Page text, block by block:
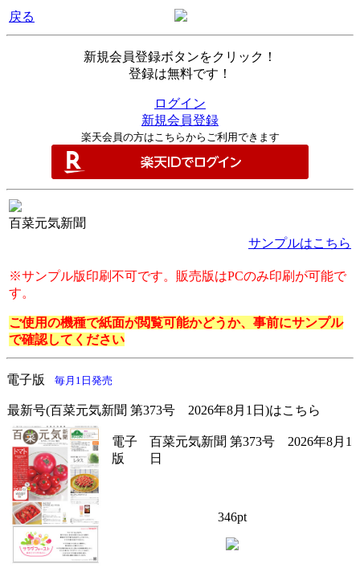
戻る
新規会員登録ボタンをクリック！
登録は無料です！
ログイン
新規会員登録
楽天会員の方はこちらからご利用できます
百菜元気新聞
サンプルはこちら
※サンプル版印刷不可です。販売版はPCのみ印刷が可能で
す。
ご使用の機種で紙面が閲覧可能かどうか、事前にサンプル
で確認してください
電子版 毎月1日発売
最新号(百菜元気新聞 第373号 2026年8月1日)はこちら
電子
版
百菜元気新聞 第373号 2026年8月1
日
346pt